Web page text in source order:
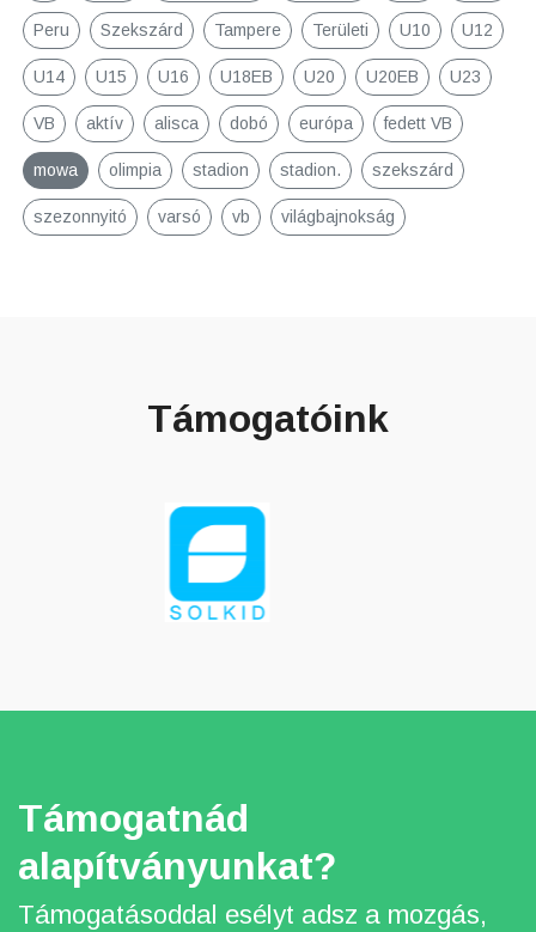
Peru Szekszárd Tampere Területi U10 U12
U14 U15 U16 U18EB U20 U20EB U23
VB aktív alisca dobó európa fedett VB
mowa olimpia stadion stadion. szekszárd
szezonnyitó varsó vb világbajnokság
Támogatóink
Támogatnád
alapítványunkat?
Támogatásoddal esélyt adsz a mozgás,